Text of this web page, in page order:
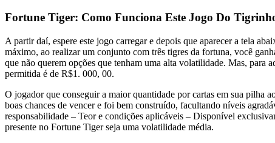
Fortune Tiger: Como Funciona Este Jogo Do
A partir daí, espere este jogo carregar e depois que aparecer a tela
máximo, ao realizar um conjunto com três tigres da fortuna, você
que não querem opções que tenham uma alta volatilidade. Mas, para
permitida é de R$1. 000, 00.
O jogador que conseguir a maior quantidade por cartas em sua pilha
boas chances de vencer e foi bem construído, facultando níveis
responsabilidade – Teor e condições aplicáveis – Disponível
presente no Fortune Tiger seja uma volatilidade média.